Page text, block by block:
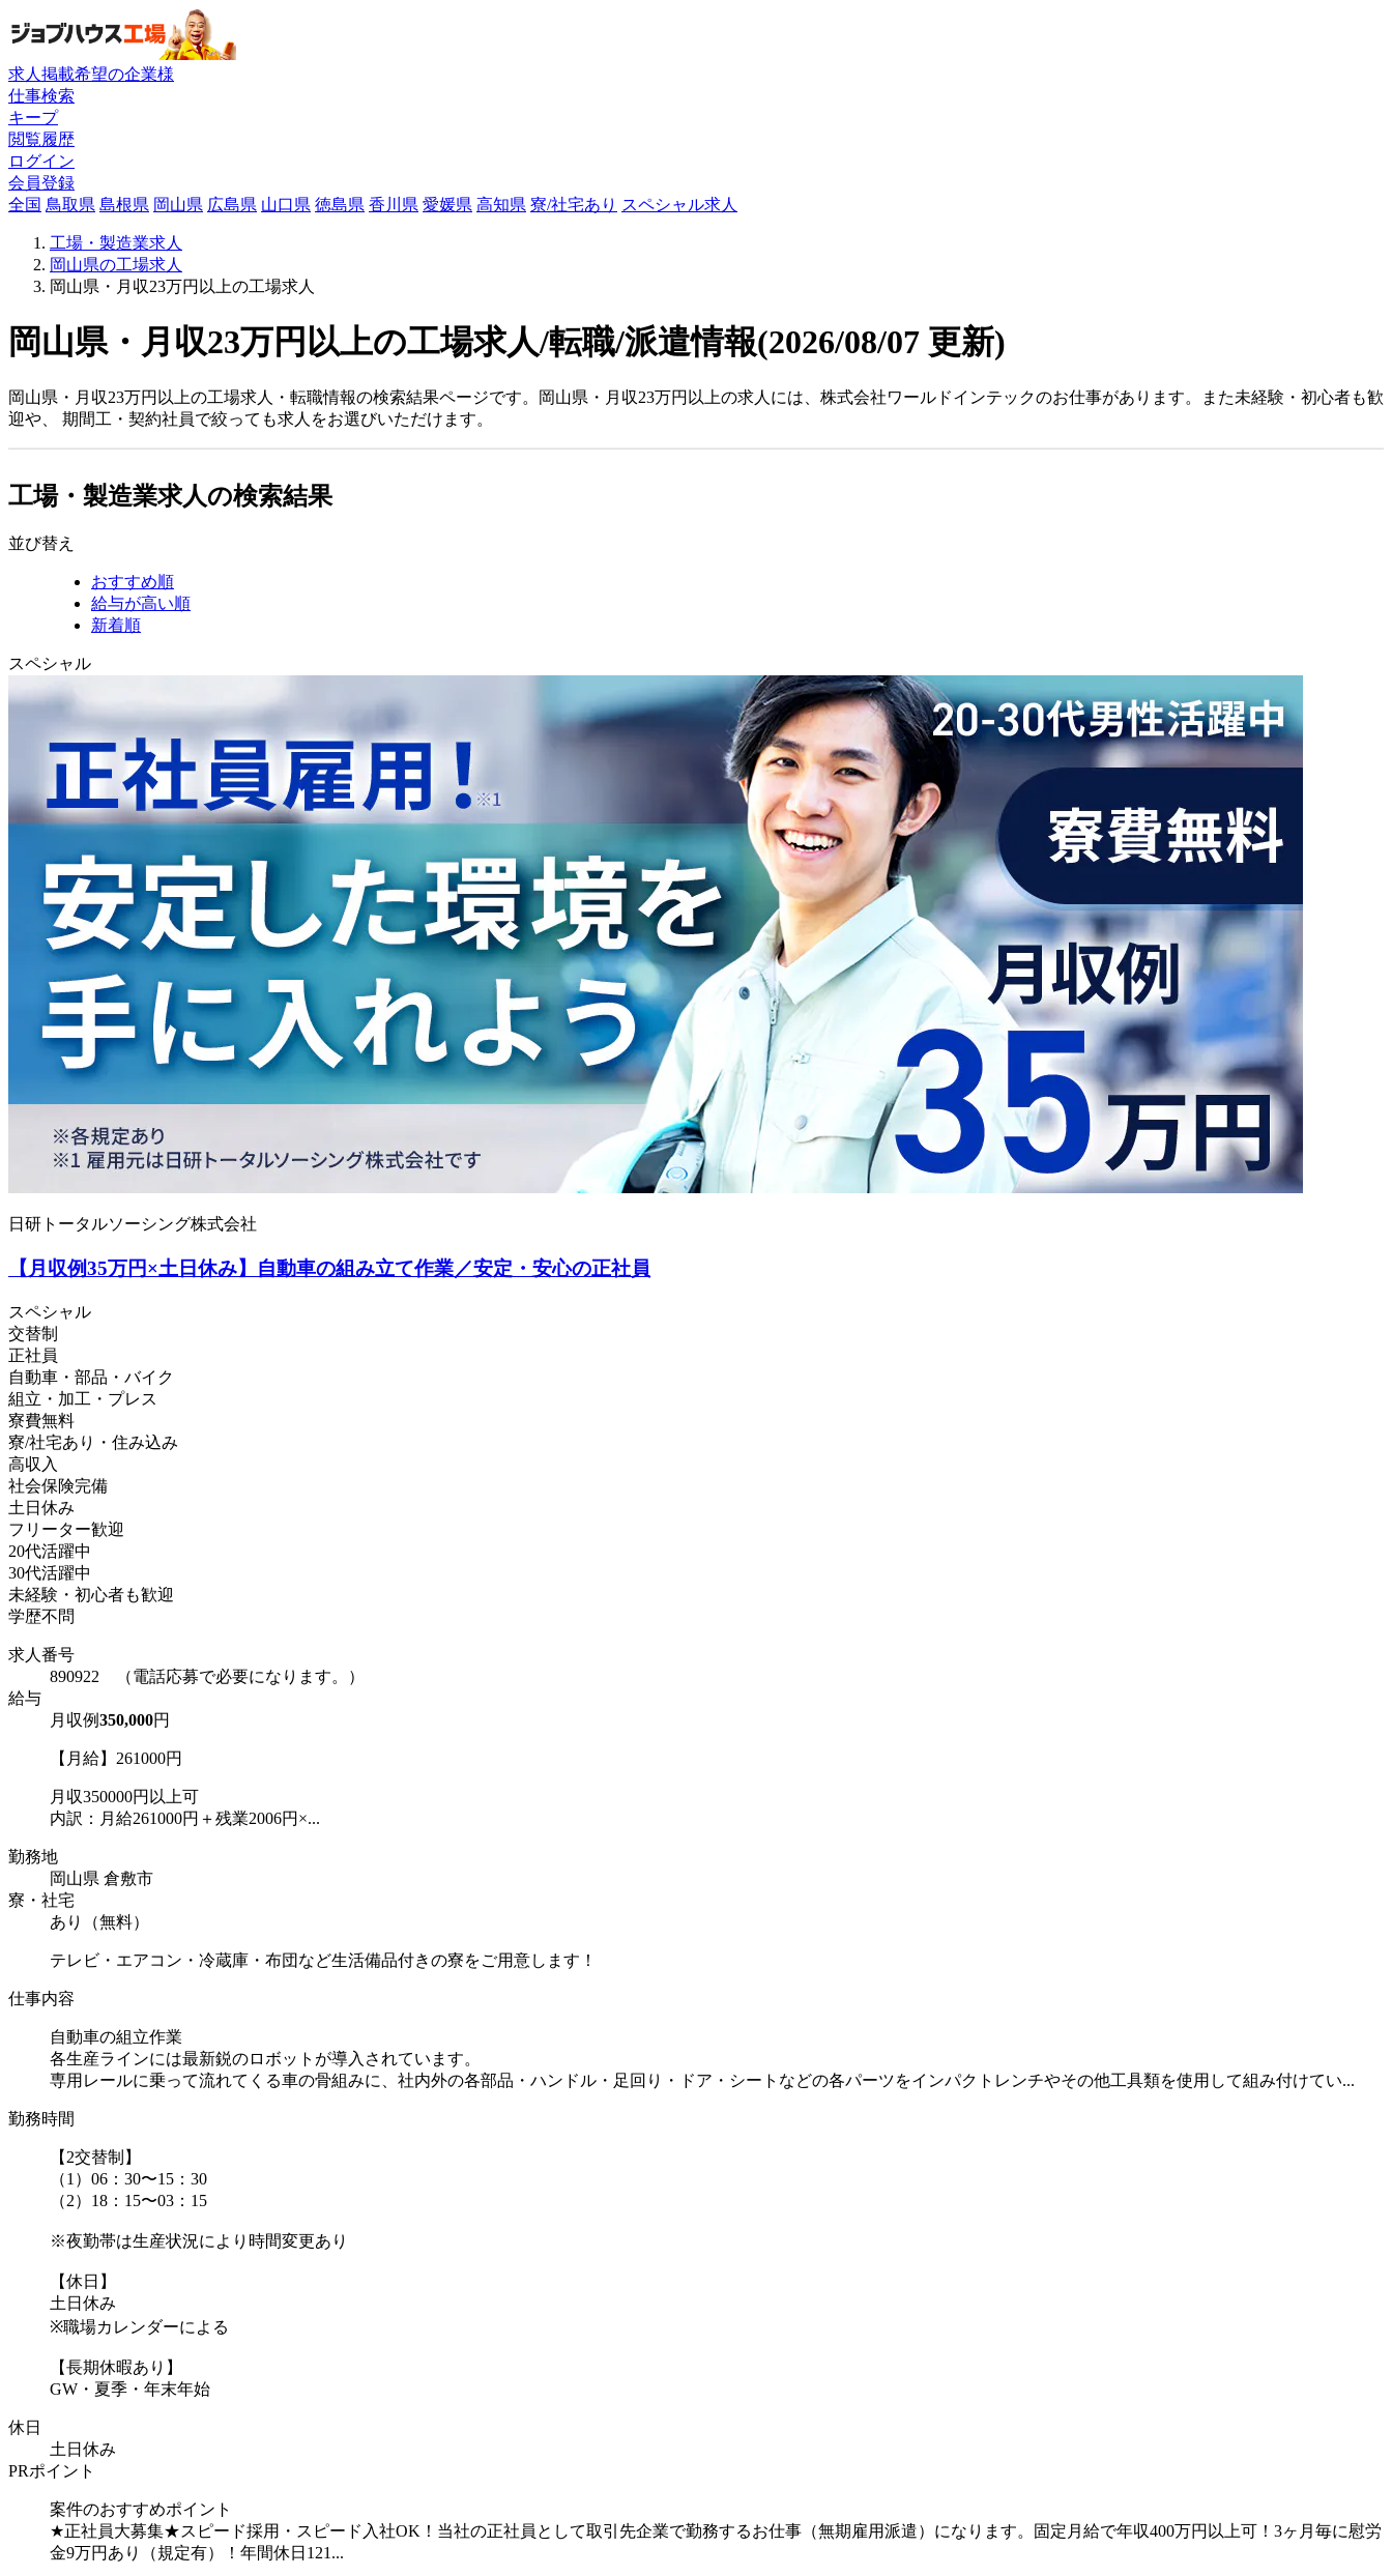
求人掲載希望の企業様
仕事検索
キープ
閲覧履歴
ログイン
会員登録
全国 鳥取県 島根県 岡山県 広島県 山口県 徳島県 香川県 愛媛県 高知県 寮/社宅あり スペシャル求人
工場・製造業求人
岡山県の工場求人
岡山県・月収23万円以上の工場求人
岡山県・月収23万円以上の工場求人/転職/派遣情報(2026/08/07 更新)
岡山県・月収23万円以上の工場求人・転職情報の検索結果ページです。岡山県・月収23万円以上の求人には、株式会社ワールドインテックのお仕事があります。また未経験・初心者も歓
迎や、 期間工・契約社員で絞っても求人をお選びいただけます。
工場・製造業求人の検索結果
並び替え
おすすめ順
給与が高い順
新着順
スペシャル
日研トータルソーシング株式会社
【月収例35万円×土日休み】自動車の組み立て作業／安定・安心の正社員
スペシャル
交替制
正社員
自動車・部品・バイク
組立・加工・プレス
寮費無料
寮/社宅あり・住み込み
高収入
社会保険完備
土日休み
フリーター歓迎
20代活躍中
30代活躍中
未経験・初心者も歓迎
学歴不問
求人番号
890922 （電話応募で必要になります。）
給与
月収例350,000円
【月給】261000円
月収350000円以上可
内訳：月給261000円＋残業2006円×...
勤務地
岡山県 倉敷市
寮・社宅
あり（無料）
テレビ・エアコン・冷蔵庫・布団など生活備品付きの寮をご用意します！
仕事内容
自動車の組立作業
各生産ラインには最新鋭のロボットが導入されています。
専用レールに乗って流れてくる車の骨組みに、社内外の各部品・ハンドル・足回り・ドア・シートなどの各パーツをインパクトレンチやその他工具類を使用して組み付けてい...
勤務時間
【2交替制】
（1）06：30〜15：30
（2）18：15〜03：15
※夜勤帯は生産状況により時間変更あり
【休日】
土日休み
※職場カレンダーによる
【長期休暇あり】
GW・夏季・年末年始
休日
土日休み
PRポイント
案件のおすすめポイント
★正社員大募集★スピード採用・スピード入社OK！当社の正社員として取引先企業で勤務するお仕事（無期雇用派遣）になります。固定月給で年収400万円以上可！3ヶ月毎に慰労
金9万円あり（規定有）！年間休日121...